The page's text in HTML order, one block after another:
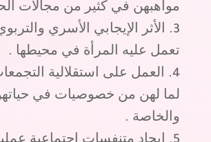
مواهبهن في كثير من مجالات
الأثر الإيجابي الأسري
تعمل عليه المرأة في محيطها .
العمل على استقلالية
لما لهن من خصوصيات في
والخاصة .